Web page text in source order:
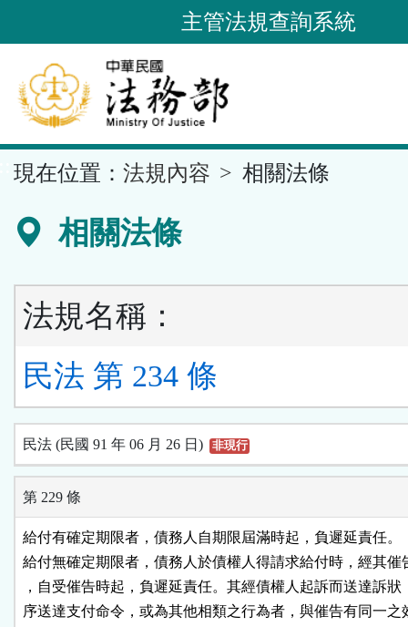
到
要
內
容
區
主管法規查詢系統
現在位置： 法規內容 相關法條
相關法條
法規名稱：
民法 第 234 條
民法 (民國 91 年 06 月 26 日) 非現行
第 229 條
給付有確定期限者，債務人自期限屆滿時起，負遲延責任。
給付無確定期限者，債務人於債權人得請求給付時，經其催
，自受催告時起，負遲延責任。其經債權人起訴而送達訴狀
序送達支付命令，或為其他相類之行為者，與催告有同一之